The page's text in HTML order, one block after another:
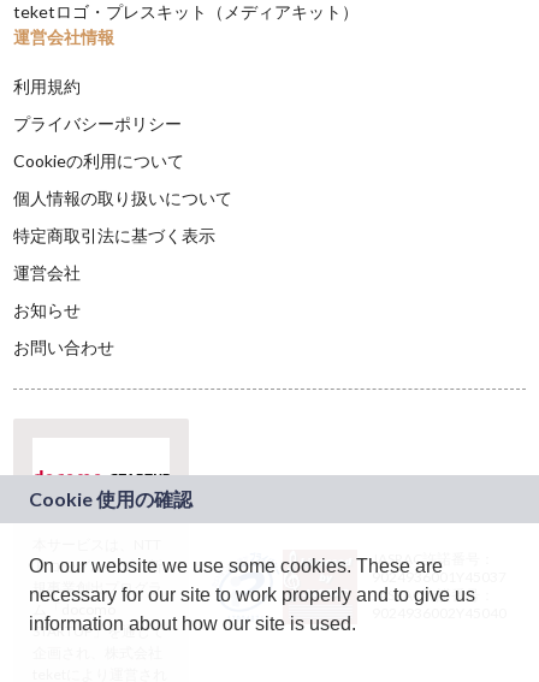
teketロゴ・プレスキット（メディアキット）
運営会社情報
利用規約
プライバシーポリシー
Cookieの利用について
個人情報の取り扱いについて
特定商取引法に基づく表示
運営会社
お知らせ
お問い合わせ
ドコモグループの新
規事業創出プログラ
ム「docomo
STARTUP」を通じて
JASRAC許諾番号：
9024936001Y45037
JASRAC許諾番号：
On our website we use some cookies. These are
necessary for our site to work properly and to give us
information about how our site is used.